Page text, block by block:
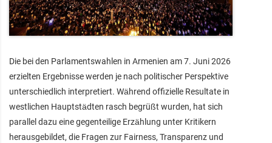
Die bei den Parlamentswahlen in Armenien am 7. Juni 2026
erzielten Ergebnisse werden je nach politischer Perspektive
unterschiedlich interpretiert. Während offizielle Resultate in
westlichen Hauptstädten rasch begrüßt wurden, hat sich
parallel dazu eine gegenteilige Erzählung unter Kritikern
herausgebildet, die Fragen zur Fairness, Transparenz und